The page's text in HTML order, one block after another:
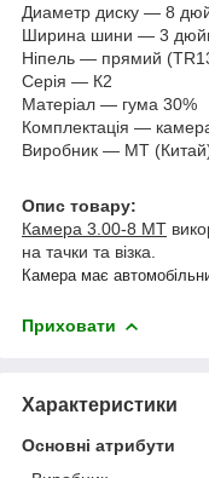
Диаметр диску — 8
Ширина шини — 3
Ніпель — прямий
Серія — К2
Матеріал — гума 30%
Комплектація —
Виробник — МТ
Опис товару:
Камера 3.00-8 МТ
на тачки та візка.
Камера має
Приховати
Характеристики
Основні атрибути